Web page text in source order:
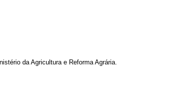
da Agricultura e Reforma Agrária.